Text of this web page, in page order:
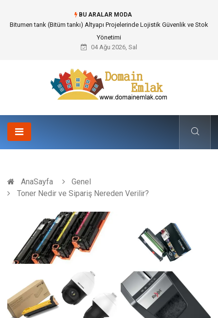
BU ARALAR MODA
Güvenilir Chip Satışı: Kesintisiz Poker Deneyimi İçin Profesyonel Destek
04 Ağu 2026, Sal
AnaSayfa
Genel
Toner Nedir ve Sipariş Nereden Verilir?